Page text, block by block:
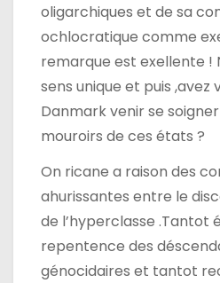
oligarchiques et de sa
ochlocratique comme
remarque est exellente !
sens unique et puis ,avez
Danmark venir se
mouroirs de ces états ?
On ricane a raison des
ahurissantes entre le
de l’hyperclasse .Tantot
repentence des
génocidaires et tantot